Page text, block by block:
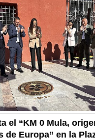
el “KM 0 Mula,
de Europa” en la